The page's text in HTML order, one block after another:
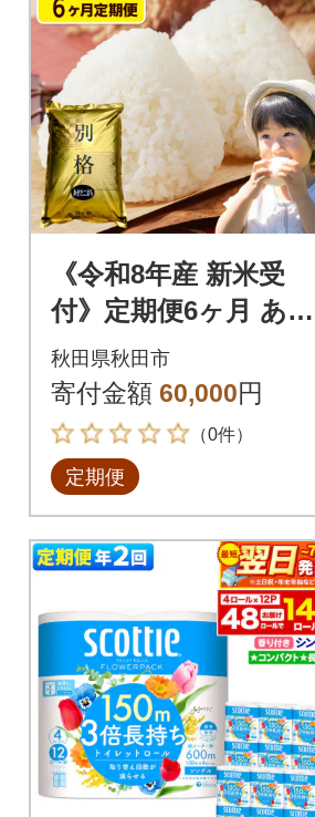
《令和8年産 新米受
付》定期便6ヶ月 あき
たこまち 5kg 無洗米|
15_mge-010506ms
秋田県秋田市
寄付金額 60,000円
（0件）
定期便